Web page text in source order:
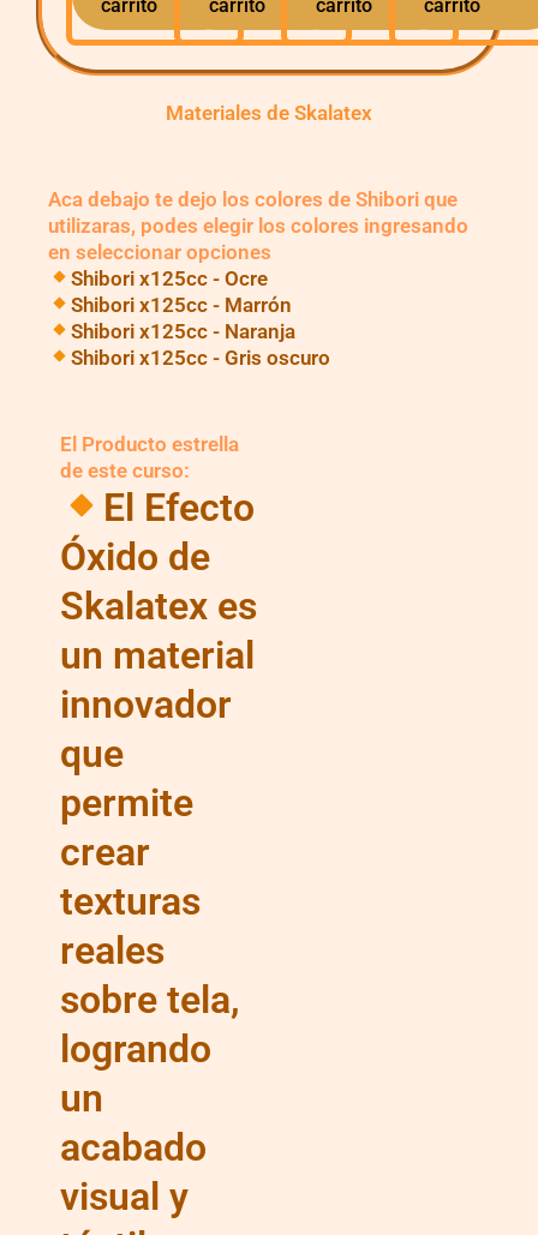
carrito carrito carrito carrito
Materiales de Skalatex
Aca debajo te dejo los colores de Shibori que
utilizaras, podes elegir los colores ingresando
en seleccionar opciones
Shibori x125cc - Ocre
Shibori x125cc - Marrón
Shibori x125cc - Naranja
Shibori x125cc - Gris oscuro
El Producto estrella
de este curso:
El Efecto
Óxido de
Skalatex es
un material
innovador
que
permite
crear
texturas
reales
sobre tela,
logrando
un
acabado
visual y